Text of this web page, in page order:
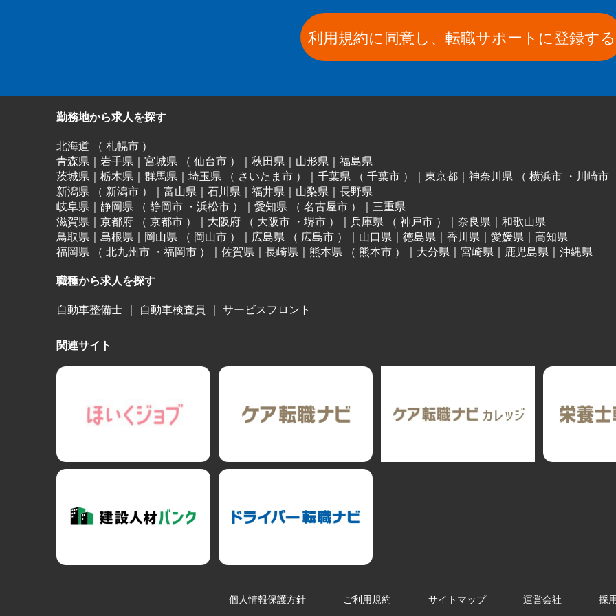
利用規約に同意し、転職サポートに登録する
勤務地から求人を探す
北海道 （ 札幌市 ）
青森県 ｜ 岩手県 ｜ 宮城県 （ 仙台市 ） ｜ 秋田県 ｜ 山形県 ｜ 福島県
茨城県 ｜ 栃木県 ｜ 群馬県 ｜ 埼玉県 （ さいたま市 ） ｜ 千葉県 （ 千葉市 ） ｜ 東京都 ｜ 神奈川県 （ 横浜市 ・ 川崎市
新潟県 （ 新潟市 ） ｜ 富山県 ｜ 石川県 ｜ 福井県 ｜ 山梨県 ｜ 長野県
岐阜県 ｜ 静岡県 （ 静岡市 ・ 浜松市 ） ｜ 愛知県 （ 名古屋市 ） ｜ 三重県
滋賀県 ｜ 京都府 （ 京都市 ） ｜ 大阪府 （ 大阪市 ・ 堺市 ） ｜ 兵庫県 （ 神戸市 ） ｜ 奈良県 ｜ 和歌山県
鳥取県 ｜ 島根県 ｜ 岡山県 （ 岡山市 ） ｜ 広島県 （ 広島市 ） ｜ 山口県 ｜ 徳島県 ｜ 香川県 ｜ 愛媛県 ｜ 高知県
福岡県 （ 北九州市 ・ 福岡市 ） ｜ 佐賀県 ｜ 長崎県 ｜ 熊本県 （ 熊本市 ） ｜ 大分県 ｜ 宮崎県 ｜ 鹿児島県 ｜ 沖縄県
職種から求人を探す
自動車整備士 ｜ 自動車検査員 ｜ サービスフロント
関連サイト
個人情報保護方針 ご利用規約 サイトマップ 運営会社 採